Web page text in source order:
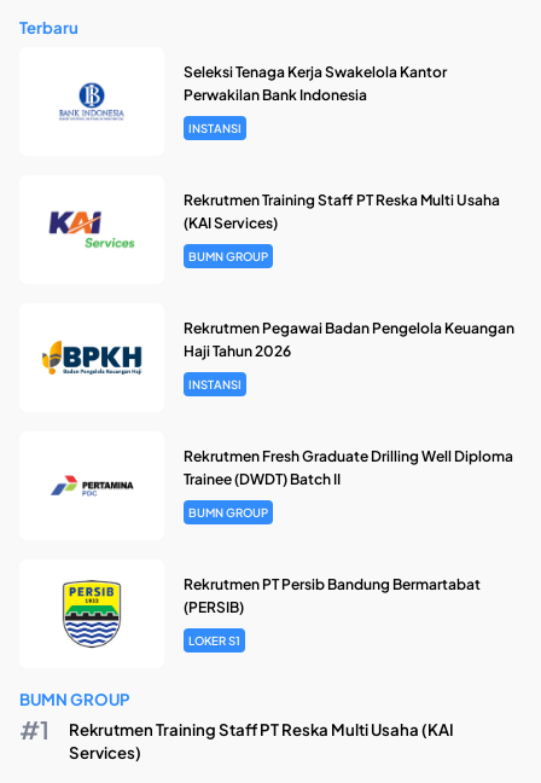
Terbaru
Seleksi Tenaga Kerja Swakelola Kantor
Perwakilan Bank Indonesia
INSTANSI
Rekrutmen Training Staff PT Reska Multi Usaha
(KAI Services)
BUMN GROUP
Rekrutmen Pegawai Badan Pengelola Keuangan
Haji Tahun 2026
INSTANSI
Rekrutmen Fresh Graduate Drilling Well Diploma
Trainee (DWDT) Batch II
BUMN GROUP
Rekrutmen PT Persib Bandung Bermartabat
(PERSIB)
LOKER S1
BUMN GROUP
Rekrutmen Training Staff PT Reska Multi Usaha (KAI
Services)